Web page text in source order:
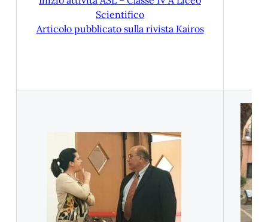
Scientifico
Articolo pubblicato sulla rivista Kairos